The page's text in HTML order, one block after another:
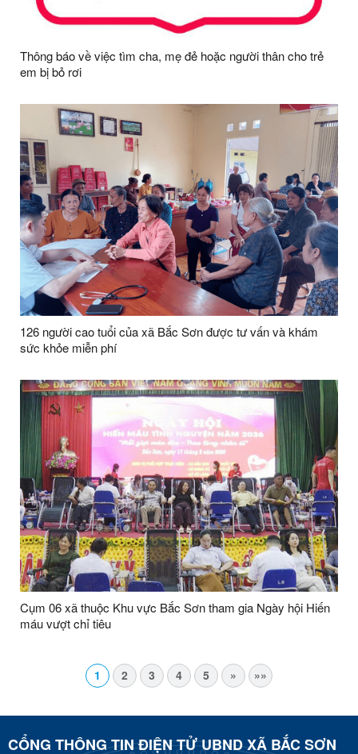
Thông báo về việc tìm cha, mẹ đẻ hoặc người thân cho trẻ
em bị bỏ rơi
126 người cao tuổi của xã Bắc Sơn được tư vấn và khám
sức khỏe miễn phí
Cụm 06 xã thuộc Khu vực Bắc Sơn tham gia Ngày hội Hiến
máu vượt chỉ tiêu
1 2 3 4 5 » »»
CỔNG THÔNG TIN ĐIỆN TỬ UBND XÃ BẮC SƠN